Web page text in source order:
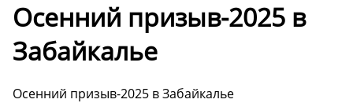
Осенний призыв-2025 в
Забайкалье
Осенний призыв-2025 в Забайкалье